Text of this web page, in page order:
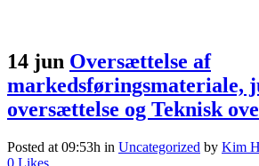
14 jun Oversættelse af
markedsføringsmateriale,
oversættelse og Teknisk
Posted at 09:53h in Uncategorized by Kim